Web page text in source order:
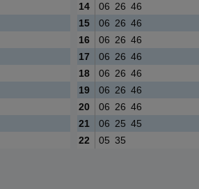
14
06 26 46
15
06 26 46
16
06 26 46
17
06 26 46
18
06 26 46
19
06 26 46
20
06 26 46
21
06 25 45
22
05 35